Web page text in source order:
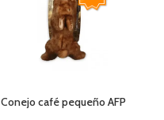
Conejo café pequeño AFP